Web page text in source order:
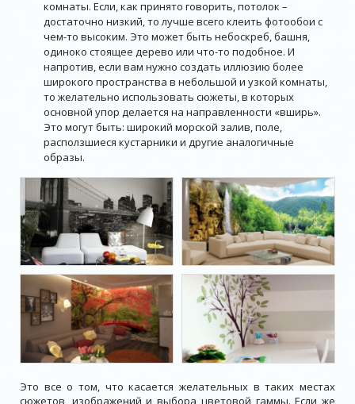
комнаты. Если, как принято говорить, потолок –
достаточно низкий, то лучше всего клеить фотообои с
чем-то высоким. Это может быть небоскреб, башня,
одиноко стоящее дерево или что-то подобное. И
напротив, если вам нужно создать иллюзию более
широкого пространства в небольшой и узкой комнаты,
то желательно использовать сюжеты, в которых
основной упор делается на направленности «вширь».
Это могут быть: широкий морской залив, поле,
расползшиеся кустарники и другие аналогичные
образы.
Это все о том, что касается желательных в таких местах
сюжетов, изображений и выбора цветовой гаммы. Если же